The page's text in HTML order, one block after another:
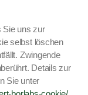
Sie uns zur
selb­st löschen
Zwin­gende
Details zur
Sie unter